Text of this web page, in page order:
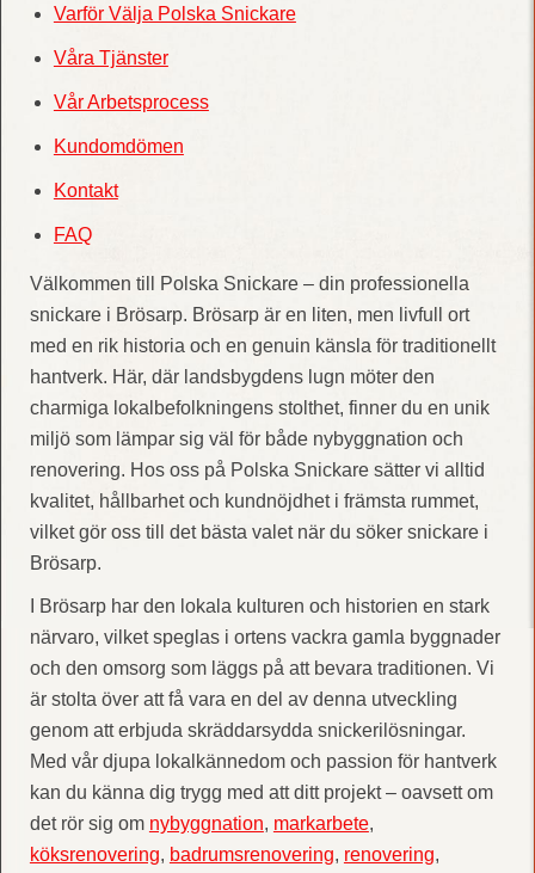
Varför Välja Polska Snickare
Våra Tjänster
Vår Arbetsprocess
Kundomdömen
Kontakt
FAQ
Välkommen till Polska Snickare – din professionella
snickare i Brösarp. Brösarp är en liten, men livfull ort
med en rik historia och en genuin känsla för traditionellt
hantverk. Här, där landsbygdens lugn möter den
charmiga lokalbefolkningens stolthet, finner du en unik
miljö som lämpar sig väl för både nybyggnation och
renovering. Hos oss på Polska Snickare sätter vi alltid
kvalitet, hållbarhet och kundnöjdhet i främsta rummet,
vilket gör oss till det bästa valet när du söker snickare i
Brösarp.
I Brösarp har den lokala kulturen och historien en stark
närvaro, vilket speglas i ortens vackra gamla byggnader
och den omsorg som läggs på att bevara traditionen. Vi
är stolta över att få vara en del av denna utveckling
genom att erbjuda skräddarsydda snickerilösningar.
Med vår djupa lokalkännedom och passion för hantverk
kan du känna dig trygg med att ditt projekt – oavsett om
det rör sig om nybyggnation, markarbete,
köksrenovering, badrumsrenovering, renovering,